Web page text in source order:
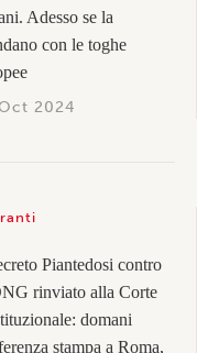
Adesso se la
con le toghe
2024
Piantedosi contro
rinviato alla Corte
domani
stampa a Roma,